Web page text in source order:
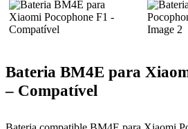
Bateria BM4E para
– Compatível